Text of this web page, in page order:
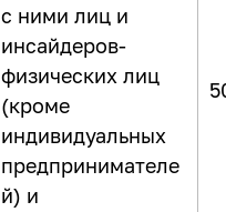
с ними лиц и
инсайдеров-
физических лиц
(кроме
индивидуальных
предпринимателе
й) и